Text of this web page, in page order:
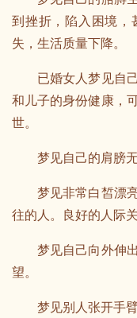
到挫折，陷入困境，
失，生活质量下降。
已婚女人梦见自己
和儿子的身份健康，
世。
梦见自己的肩膀无
梦见非常白皙漂亮
往的人。良好的人际
梦见自己向外伸出
望。
梦见别人张开手臂